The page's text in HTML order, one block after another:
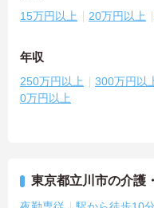
15万円以上 20万円以上
年収
250万円以上 300万円以
0万円以上
東京都立川市の介護